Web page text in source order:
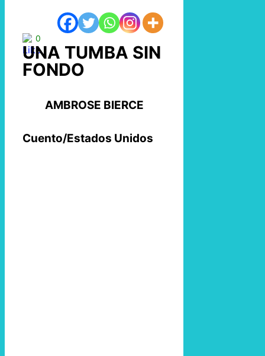
0
UNA TUMBA SIN
FONDO
AMBROSE BIERCE
Cuento/Estados Unidos